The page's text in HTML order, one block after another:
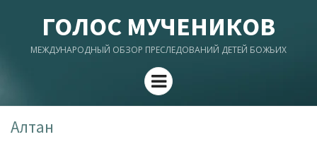
ГОЛОС МУЧЕНИКОВ
МЕЖДУНАРОДНЫЙ ОБЗОР ПРЕСЛЕДОВАНИЙ ДЕТЕЙ БОЖЬИХ
Menu
Алтан